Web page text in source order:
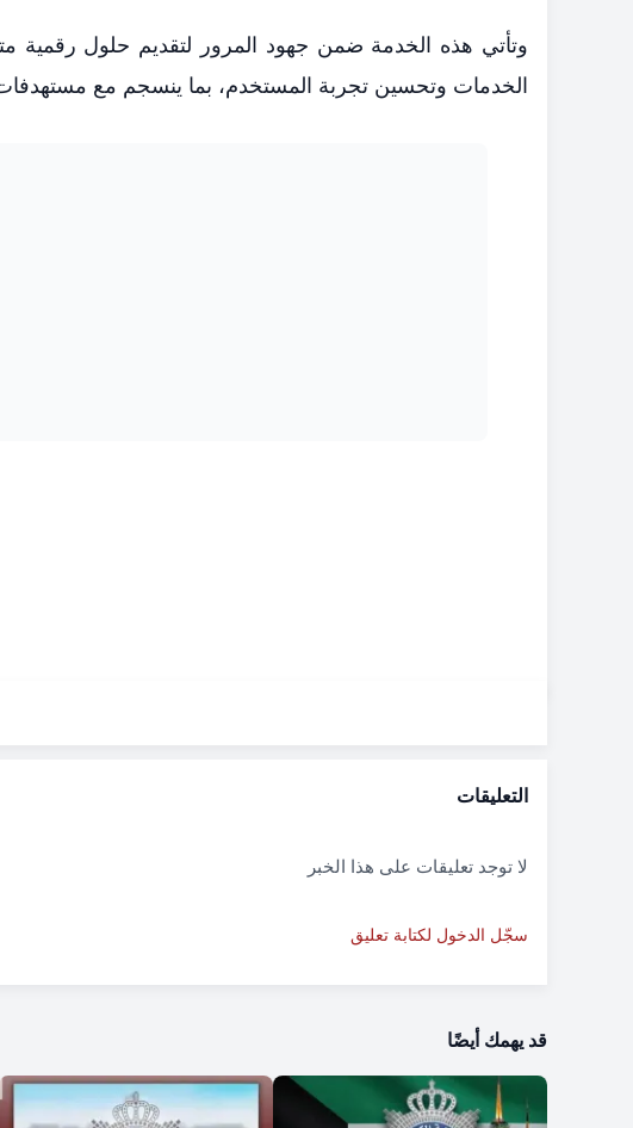
وتأتي هذه الخدمة ضمن جهود المرور لتقديم حلول
الخدمات وتحسين تجربة المستخدم، بما ينسجم مع مستهدفات
التعليقات
لا توجد تعليقات على هذا الخبر
سجّل الدخول لكتابة تعليق
قد يهمك أيضًا